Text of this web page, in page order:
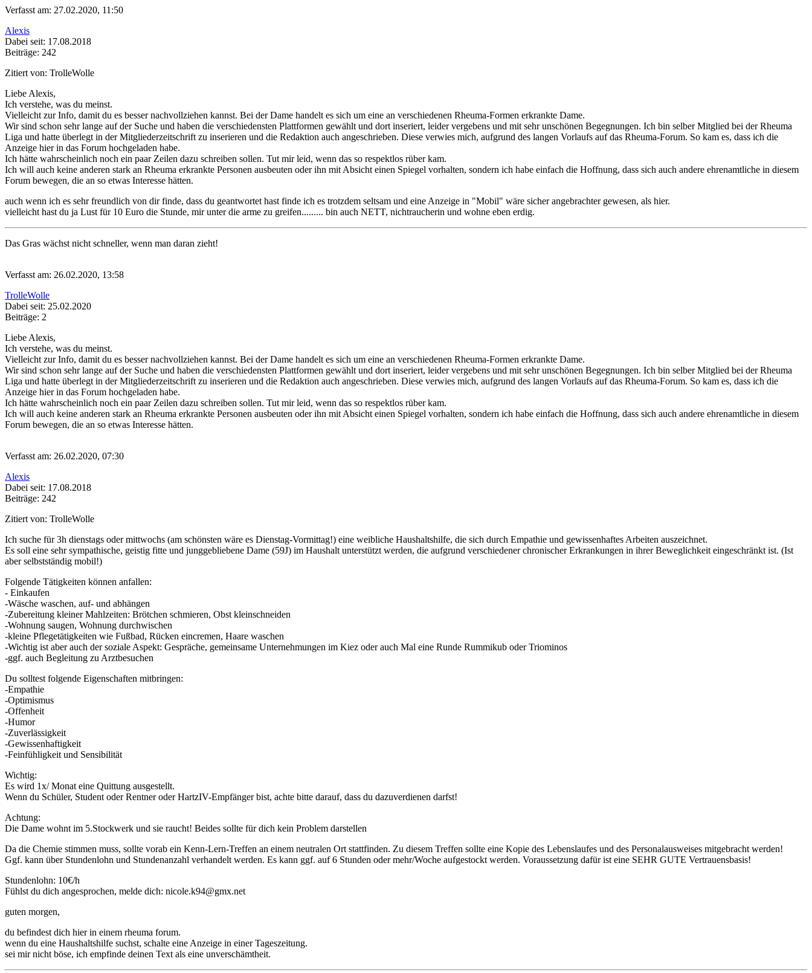
Verfasst am: 27.02.2020, 11:50
Alexis
Dabei seit: 17.08.2018
Beiträge: 242
Zitiert von: TrolleWolle
Liebe Alexis,
Ich verstehe, was du meinst.
Vielleicht zur Info, damit du es besser nachvollziehen kannst. Bei der Dame handelt es sich um eine an verschiedenen Rheuma-Formen erkrankte Dame.
Wir sind schon sehr lange auf der Suche und haben die verschiedensten Plattformen gewählt und dort inseriert, leider vergebens und mit sehr unschönen Begegnungen. Ich bin selber Mitglied bei der Rheuma
Liga und hatte überlegt in der Mitgliederzeitschrift zu inserieren und die Redaktion auch angeschrieben. Diese verwies mich, aufgrund des langen Vorlaufs auf das Rheuma-Forum. So kam es, dass ich die
Anzeige hier in das Forum hochgeladen habe.
Ich hätte wahrscheinlich noch ein paar Zeilen dazu schreiben sollen. Tut mir leid, wenn das so respektlos rüber kam.
Ich will auch keine anderen stark an Rheuma erkrankte Personen ausbeuten oder ihn mit Absicht einen Spiegel vorhalten, sondern ich habe einfach die Hoffnung, dass sich auch andere ehrenamtliche in diesem
Forum bewegen, die an so etwas Interesse hätten.
auch wenn ich es sehr freundlich von dir finde, dass du geantwortet hast finde ich es trotzdem seltsam und eine Anzeige in "Mobil" wäre sicher angebrachter gewesen, als hier.
vielleicht hast du ja Lust für 10 Euro die Stunde, mir unter die arme zu greifen......... bin auch NETT, nichtraucherin und wohne eben erdig.
Das Gras wächst nicht schneller, wenn man daran zieht!
Verfasst am: 26.02.2020, 13:58
TrolleWolle
Dabei seit: 25.02.2020
Beiträge: 2
Liebe Alexis,
Ich verstehe, was du meinst.
Vielleicht zur Info, damit du es besser nachvollziehen kannst. Bei der Dame handelt es sich um eine an verschiedenen Rheuma-Formen erkrankte Dame.
Wir sind schon sehr lange auf der Suche und haben die verschiedensten Plattformen gewählt und dort inseriert, leider vergebens und mit sehr unschönen Begegnungen. Ich bin selber Mitglied bei der Rheuma
Liga und hatte überlegt in der Mitgliederzeitschrift zu inserieren und die Redaktion auch angeschrieben. Diese verwies mich, aufgrund des langen Vorlaufs auf das Rheuma-Forum. So kam es, dass ich die
Anzeige hier in das Forum hochgeladen habe.
Ich hätte wahrscheinlich noch ein paar Zeilen dazu schreiben sollen. Tut mir leid, wenn das so respektlos rüber kam.
Ich will auch keine anderen stark an Rheuma erkrankte Personen ausbeuten oder ihn mit Absicht einen Spiegel vorhalten, sondern ich habe einfach die Hoffnung, dass sich auch andere ehrenamtliche in diesem
Forum bewegen, die an so etwas Interesse hätten.
Verfasst am: 26.02.2020, 07:30
Alexis
Dabei seit: 17.08.2018
Beiträge: 242
Zitiert von: TrolleWolle
Ich suche für 3h dienstags oder mittwochs (am schönsten wäre es Dienstag-Vormittag!) eine weibliche Haushaltshilfe, die sich durch Empathie und gewissenhaftes Arbeiten auszeichnet.
Es soll eine sehr sympathische, geistig fitte und junggebliebene Dame (59J) im Haushalt unterstützt werden, die aufgrund verschiedener chronischer Erkrankungen in ihrer Beweglichkeit eingeschränkt ist. (Ist
aber selbstständig mobil!)
Folgende Tätigkeiten können anfallen:
- Einkaufen
-Wäsche waschen, auf- und abhängen
-Zubereitung kleiner Mahlzeiten: Brötchen schmieren, Obst kleinschneiden
-Wohnung saugen, Wohnung durchwischen
-kleine Pflegetätigkeiten wie Fußbad, Rücken eincremen, Haare waschen
-Wichtig ist aber auch der soziale Aspekt: Gespräche, gemeinsame Unternehmungen im Kiez oder auch Mal eine Runde Rummikub oder Triominos
-ggf. auch Begleitung zu Arztbesuchen
Du solltest folgende Eigenschaften mitbringen:
-Empathie
-Optimismus
-Offenheit
-Humor
-Zuverlässigkeit
-Gewissenhaftigkeit
-Feinfühligkeit und Sensibilität
Wichtig:
Es wird 1x/ Monat eine Quittung ausgestellt.
Wenn du Schüler, Student oder Rentner oder HartzIV-Empfänger bist, achte bitte darauf, dass du dazuverdienen darfst!
Achtung:
Die Dame wohnt im 5.Stockwerk und sie raucht! Beides sollte für dich kein Problem darstellen
Da die Chemie stimmen muss, sollte vorab ein Kenn-Lern-Treffen an einem neutralen Ort stattfinden. Zu diesem Treffen sollte eine Kopie des Lebenslaufes und des Personalausweises mitgebracht werden!
Ggf. kann über Stundenlohn und Stundenanzahl verhandelt werden. Es kann ggf. auf 6 Stunden oder mehr/Woche aufgestockt werden. Voraussetzung dafür ist eine SEHR GUTE Vertrauensbasis!
Stundenlohn: 10€/h
Fühlst du dich angesprochen, melde dich: nicole.k94@gmx.net
guten morgen,
du befindest dich hier in einem rheuma forum.
wenn du eine Haushaltshilfe suchst, schalte eine Anzeige in einer Tageszeitung.
sei mir nicht böse, ich empfinde deinen Text als eine unverschämtheit.